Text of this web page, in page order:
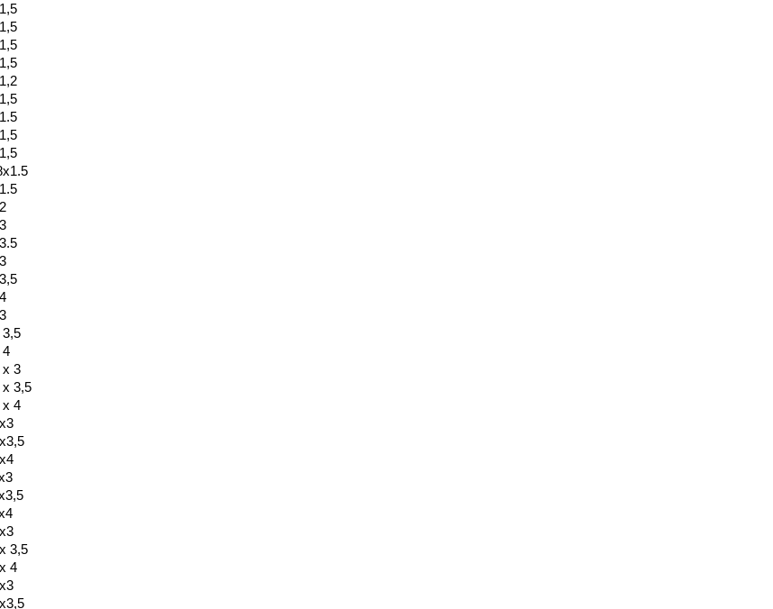
3,5
4
х 3
3,5
х 4
3,5
4